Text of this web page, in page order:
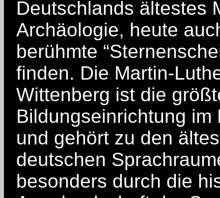
Deutschlands ältestes
Archäologie, heute
berühmte
finden. Die Martin-
Wittenberg ist die
Bildungseinrichtung
und gehört zu den
deutschen
besonders durch die